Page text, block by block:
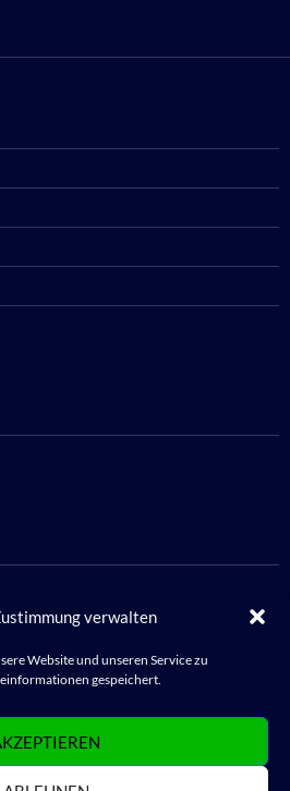
verwalten
Website und unseren Service zu
gespeichert.